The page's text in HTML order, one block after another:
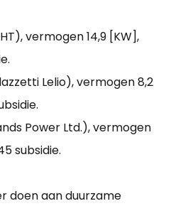
vermogen 14,9 [KW],
Lelio), vermogen 8,2
Power Ltd.), vermogen
subsidie.
doen aan duurzame